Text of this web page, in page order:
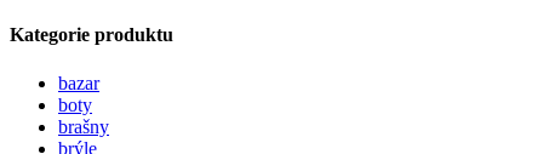
Kategorie produktu
bazar
boty
brašny
brýle